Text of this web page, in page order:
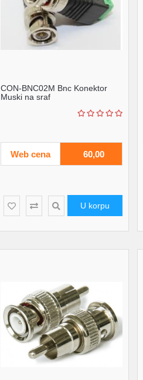
CON-BNC02M Bnc Konektor
Muski na sraf
Web cena 60,00
U korpu